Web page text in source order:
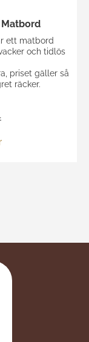
ett matbord
och tidlös
priset gäller så
räcker.